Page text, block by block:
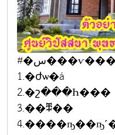
1.�ժѡ�á
2.�շ���Һ���
3.��ⶩ��